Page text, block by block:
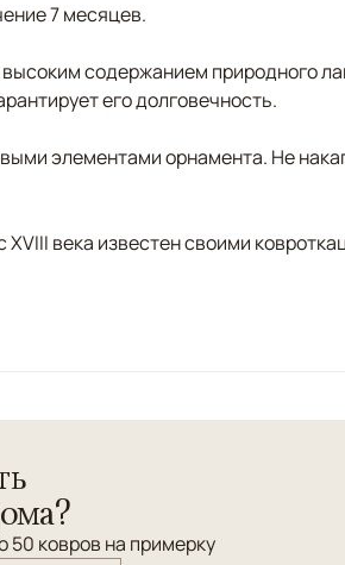
7 месяцев.
содержанием природного
его долговечность.
элементами орнамента. Не
XVIII века известен своими
50 ковров на примерку